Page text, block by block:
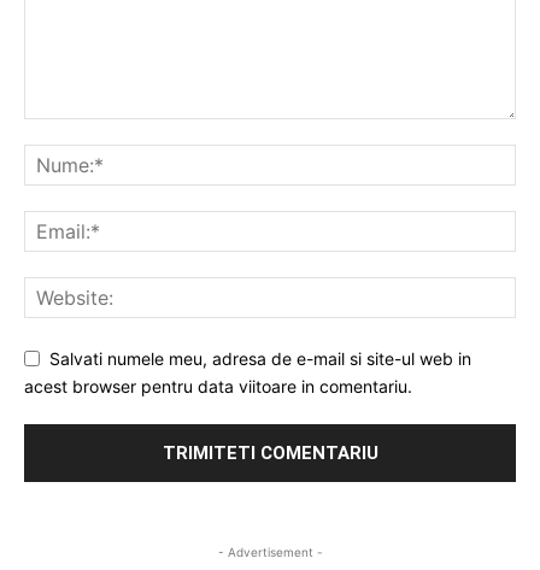
Salvati numele meu, adresa de e-mail si site-ul web in
acest browser pentru data viitoare in comentariu.
- Advertisement -